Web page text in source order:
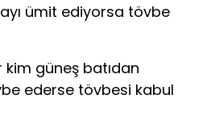
ümit ediyorsa tövbe
kim güneş batıdan
ederse tövbesi kabul